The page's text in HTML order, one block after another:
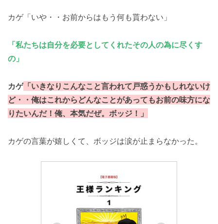
カゲ「いや・・お前からはもう何も貰わない」
「私たちは自分を必要としてくれたその人の為に尽くす
の 」
カゲ 「いきなりこんなこと言われて戸惑うかもしれないけ
ど・・俺はこれからどんなことがあってもお前の味方にな
りたいんだ！俺、本気だぜ。ボッジ！」
カゲの言葉が嬉しくて、ボッジは涙が止まらなかった。